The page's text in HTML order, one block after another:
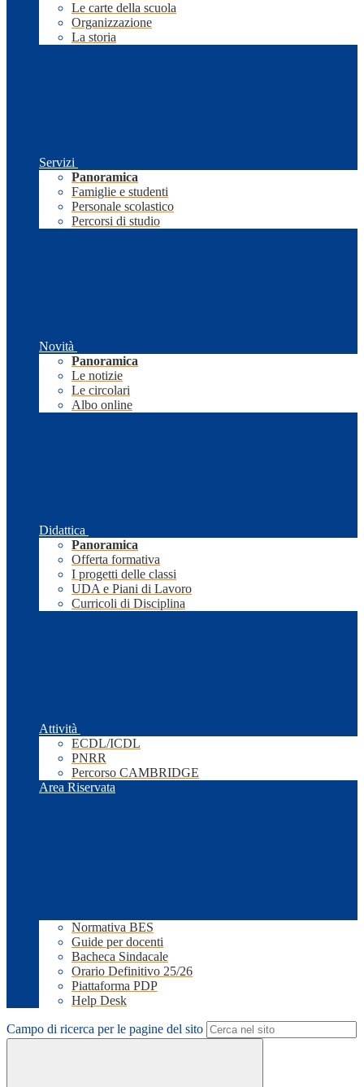
Le carte della scuola
Organizzazione
La storia
Servizi
Panoramica
Famiglie e studenti
Personale scolastico
Percorsi di studio
Novità
Panoramica
Le notizie
Le circolari
Albo online
Didattica
Panoramica
Offerta formativa
I progetti delle classi
UDA e Piani di Lavoro
Curricoli di Disciplina
Attività
ECDL/ICDL
PNRR
Percorso CAMBRIDGE
Area Riservata
Normativa BES
Guide per docenti
Bacheca Sindacale
Orario Definitivo 25/26
Piattaforma PDP
Help Desk
Campo di ricerca per le pagine del sito